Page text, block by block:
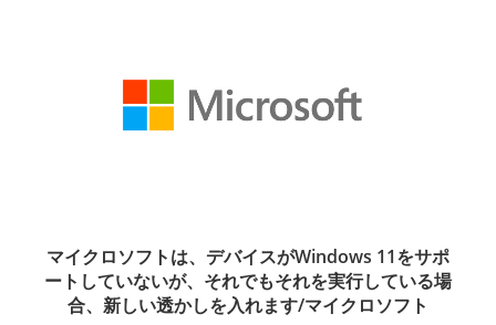
マイクロソフトは、デバイスがWindows 11をサポ
ートしていないが、それでもそれを実行している場
合、新しい透かしを入れます/マイクロソフト